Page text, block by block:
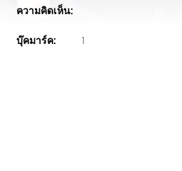
ความคิดเห็น:
บุ๊คมาร์ค:
1